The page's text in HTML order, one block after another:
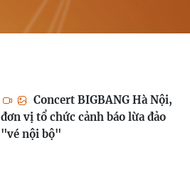
Concert BIGBANG Hà Nội,
đơn vị tổ chức cảnh báo lừa đảo
"vé nội bộ"